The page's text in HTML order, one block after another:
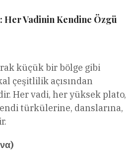
Vadinin Kendine Özgü
küçük bir bölge gibi
çeşitlilik açısından
Her vadi, her yüksek plato,
türkülerine, danslarına,